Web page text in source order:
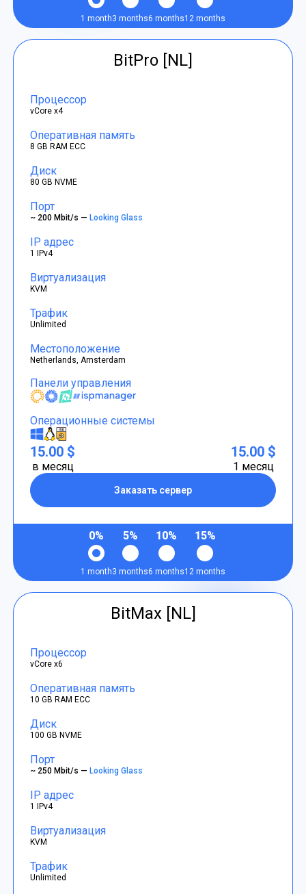
1 month3 months6 months12 months
BitPro [NL]
Процессор
vCore x4
Оперативная память
8 GB RAM ECC
Диск
80 GB NVME
Порт
~ 200 Mbit/s —Looking Glass
IP адрес
1 IPv4
Виртуализация
KVM
Трафик
Unlimited
Местоположение
Netherlands, Amsterdam
Панели управления
Операционные системы
15.00 $
в месяц
Заказать сервер
15.00 $
1 месяц
0%
1 month
5%
3 months
10%
6 months
15%
12 months
BitMax [NL]
Процессор
vCore x6
Оперативная память
10 GB RAM ECC
Диск
100 GB NVME
Порт
~ 250 Mbit/s —Looking Glass
IP адрес
1 IPv4
Виртуализация
KVM
Трафик
Unlimited